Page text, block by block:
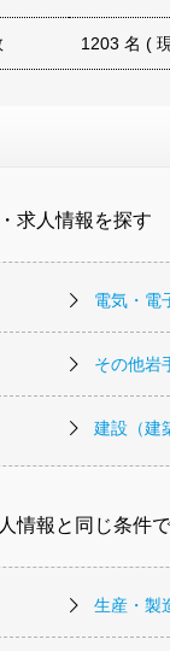
1203 名 (
求人情報を探す
電気・電
その他岩
建設（建
情報と同じ条件
生産・製